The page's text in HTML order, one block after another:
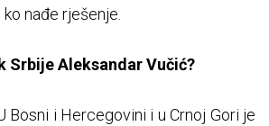
nađe rješenje.
Srbije Aleksandar Vučić?
Bosni i Hercegovini i u Crnoj Gori je